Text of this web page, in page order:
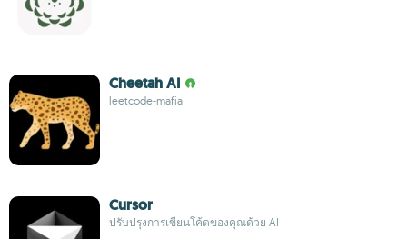
Cheetah AI
leetcode-mafia
Cursor
ปรับปรุงการเขียนโค้ดของคุณด้วย AI